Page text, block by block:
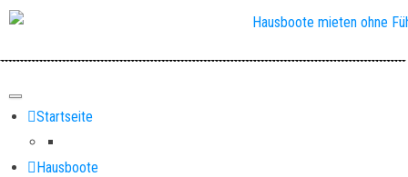
Startseite
Hausboote